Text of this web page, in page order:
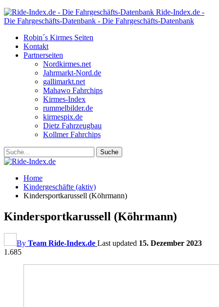
Ride-Index.de -
Die Fahrgeschäfts-Datenbank - Die Fahrgeschäfts-Datenbank
Robin´s Kirmes Seiten
Kontakt
Partnerseiten
Nordkirmes.net
Jahrmarkt-Nord.de
gallimarkt.net
Mahawo Fahrchips
Kirmes-Index
rummelbilder.de
kirmespix.de
Dietz Fahrzeugbau
Kollmer Fahrchips
Home
Kindergeschäfte (aktiv)
Kindersportkarussell (Köhrmann)
Kindersportkarussell (Köhrmann)
By Team Ride-Index.de Last updated 15. Dezember 2023
1.685